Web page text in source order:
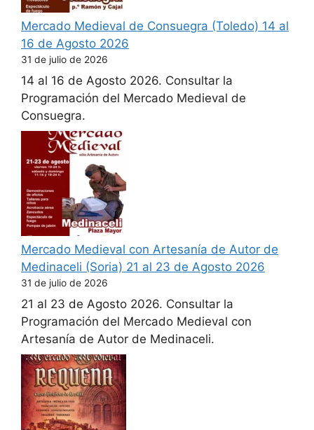
Mercado Medieval de Consuegra (Toledo) 14 al
16 de Agosto 2026
31 de julio de 2026
14 al 16 de Agosto 2026. Consultar la
Programación del Mercado Medieval de
Consuegra.
Mercado Medieval con Artesanía de Autor de
Medinaceli (Soria) 21 al 23 de Agosto 2026
31 de julio de 2026
21 al 23 de Agosto 2026. Consultar la
Programación del Mercado Medieval con
Artesanía de Autor de Medinaceli.